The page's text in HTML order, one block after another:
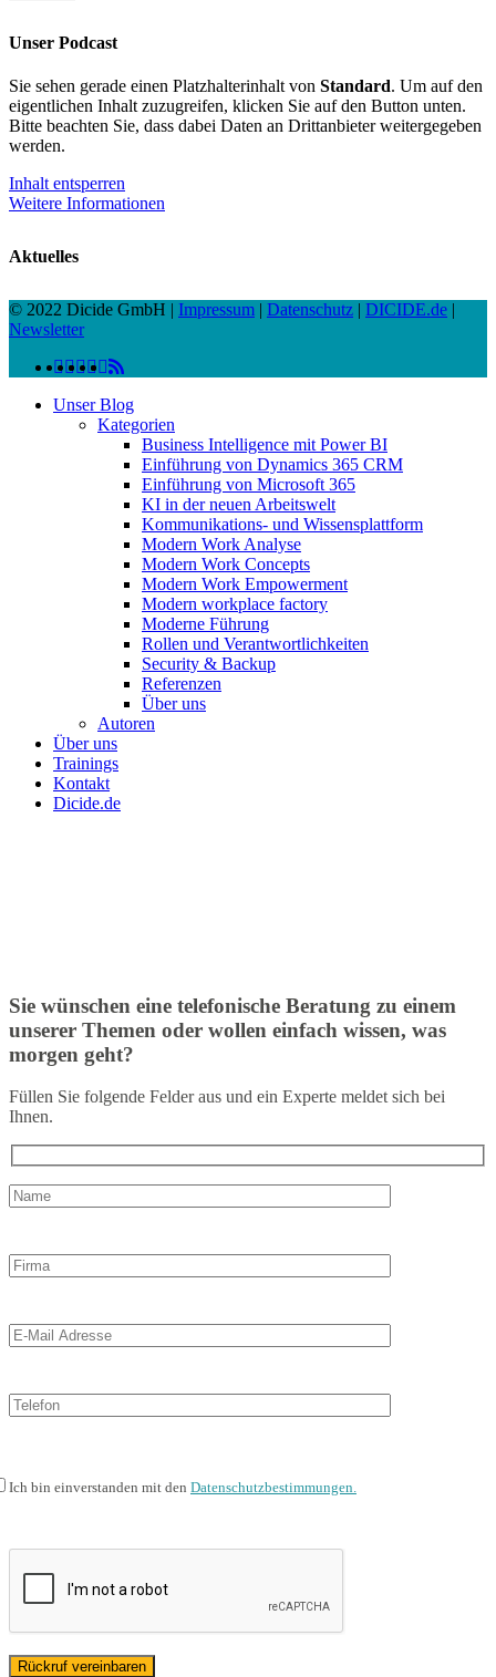
Unser Podcast
Sie sehen gerade einen Platzhalterinhalt von Standard. Um auf den
eigentlichen Inhalt zuzugreifen, klicken Sie auf den Button unten.
Bitte beachten Sie, dass dabei Daten an Drittanbieter weitergegeben
werden.
Inhalt entsperren
Weitere Informationen
Aktuelles
© 2022 Dicide GmbH | Impressum | Datenschutz | DICIDE.de |
Newsletter
twitter
facebook
linkedinyoutube
RSS
instagram
spotify
vk
Close
Unser Blog
Kategorien
Business Intelligence mit Power BI
Einführung von Dynamics 365 CRM
Einführung von Microsoft 365
KI in der neuen Arbeitswelt
Kommunikations- und Wissensplattform
Modern Work Analyse
Modern Work Concepts
Modern Work Empowerment
Modern workplace factory
Moderne Führung
Rollen und Verantwortlichkeiten
Security & Backup
Referenzen
Über uns
Autoren
Über uns
Trainings
Kontakt
Dicide.de
Sie wünschen eine telefonische Beratung zu einem
unserer Themen oder wollen einfach wissen, was
morgen geht?
Füllen Sie folgende Felder aus und ein Experte meldet sich bei
Ihnen.
Ich bin einverstanden mit den Datenschutzbestimmungen.